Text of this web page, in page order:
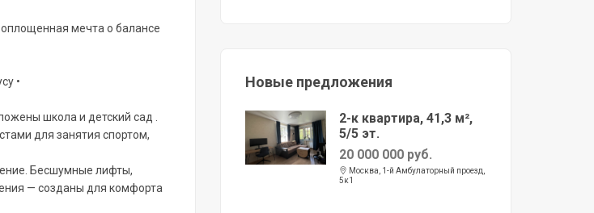
мечта о балансе
•
школа и детский сад .
для занятия спортом,
Бесшумные лифты,
— созданы для комфорта
Новые предложения
2-к квартира, 41,3 м²,
5/5 эт.
20 000 000 руб.
Москва, 1-й Амбулаторный проезд,
5к1